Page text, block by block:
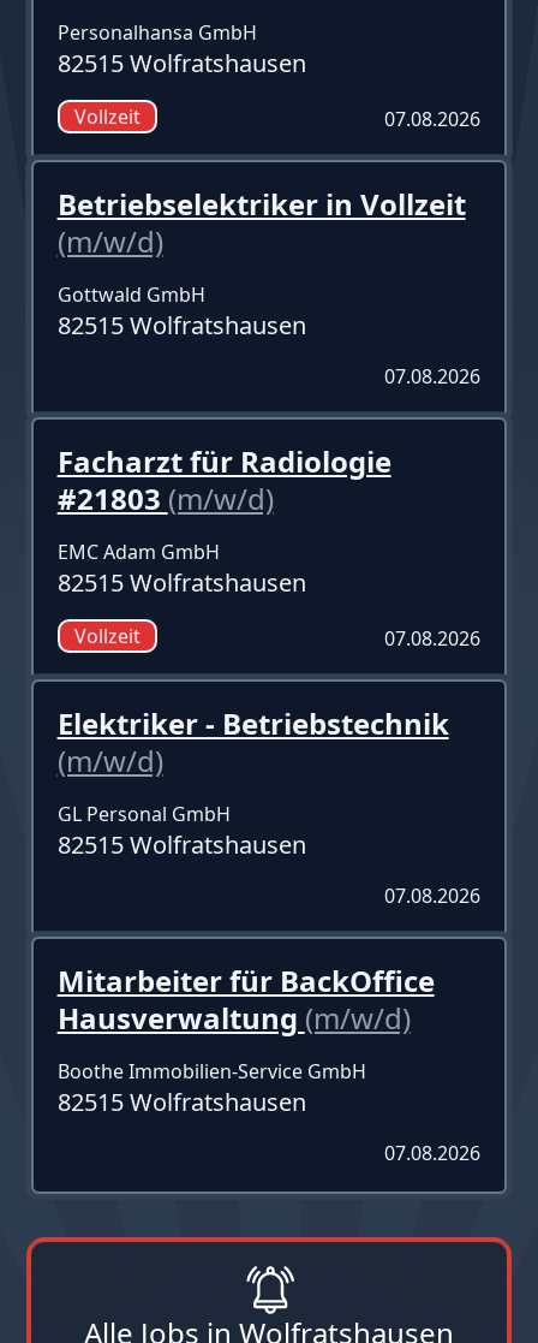
Personalhansa GmbH
82515 Wolfratshausen
Vollzeit 07.08.2026
Betriebselektriker in Vollzeit
(m/w/d)
Gottwald GmbH
82515 Wolfratshausen
07.08.2026
Facharzt für Radiologie
#21803 (m/w/d)
EMC Adam GmbH
82515 Wolfratshausen
Vollzeit 07.08.2026
Elektriker - Betriebstechnik
(m/w/d)
GL Personal GmbH
82515 Wolfratshausen
07.08.2026
Mitarbeiter für BackOffice
Hausverwaltung (m/w/d)
Boothe Immobilien-Service GmbH
82515 Wolfratshausen
07.08.2026
Alle Jobs in Wolfratshausen